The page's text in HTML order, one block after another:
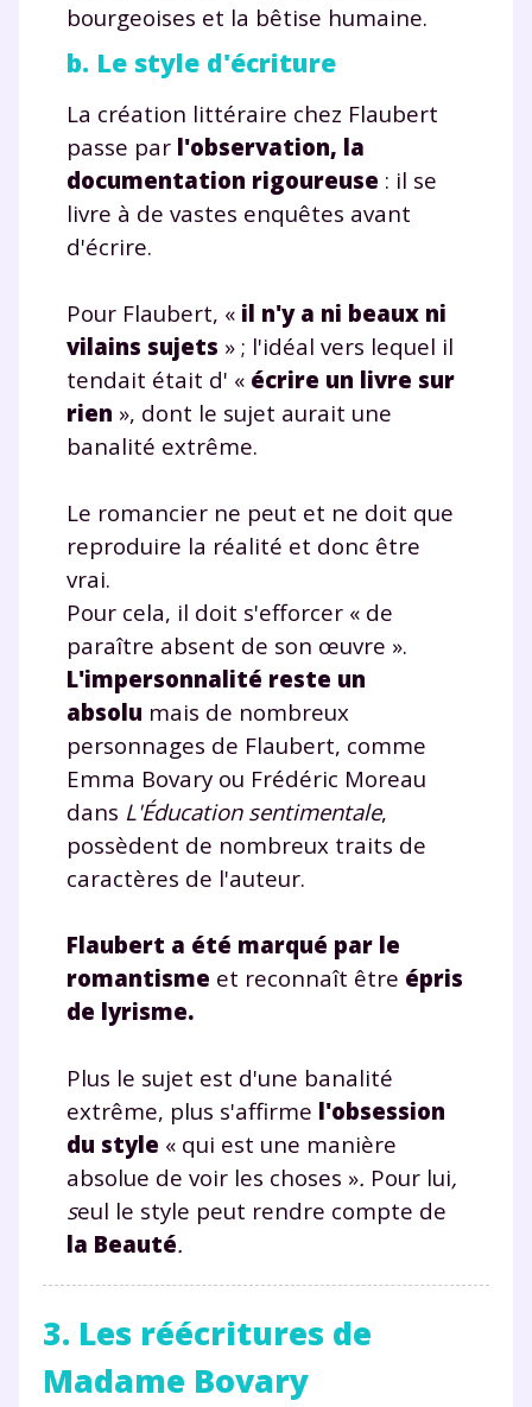
bourgeoises et la bêtise humaine.
b. Le style d'écriture
La création littéraire chez Flaubert
passe par l'observation, la
documentation rigoureuse : il se
livre à de vastes enquêtes avant
d'écrire.
Pour Flaubert, « il n'y a ni beaux ni
vilains sujets » ; l'idéal vers lequel il
tendait était d' « écrire un livre sur
rien », dont le sujet aurait une
banalité extrême.
Le romancier ne peut et ne doit que
reproduire la réalité et donc être
vrai.
Pour cela, il doit s'efforcer « de
paraître absent de son œuvre ».
L'impersonnalité reste un
absolu mais de nombreux
personnages de Flaubert, comme
Emma Bovary ou Frédéric Moreau
dans L'Éducation sentimentale,
possèdent de nombreux traits de
caractères de l'auteur.
Flaubert a été marqué par le
romantisme et reconnaît être épris
de lyrisme.
Plus le sujet est d'une banalité
extrême, plus s'affirme l'obsession
du style « qui est une manière
absolue de voir les choses ». Pour lui,
seul le style peut rendre compte de
la Beauté.
3. Les réécritures de
Madame Bovary
Envie de progresser
année scolaire ?
Testez gratuitement
pendant 24h notre
plateforme de soutien
scolaire !
corrigés,podcasts de révisions
suivre les progrès